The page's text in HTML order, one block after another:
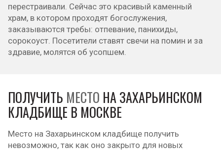
перестраивали. Сейчас это красивый каменный
храм, в котором проходят богослужения,
заказываются требы: отпевание, панихиды,
сорокоуст. Посетители ставят свечи на помин и за
здравие, молятся об усопшем.
ПОЛУЧИТЬ МЕСТО НА ЗАХАРЬИНСКОМ
КЛАДБИЩЕ В МОСКВЕ
Место на Захарьинском кладбище получить
невозможно, так как оно закрыто для новых